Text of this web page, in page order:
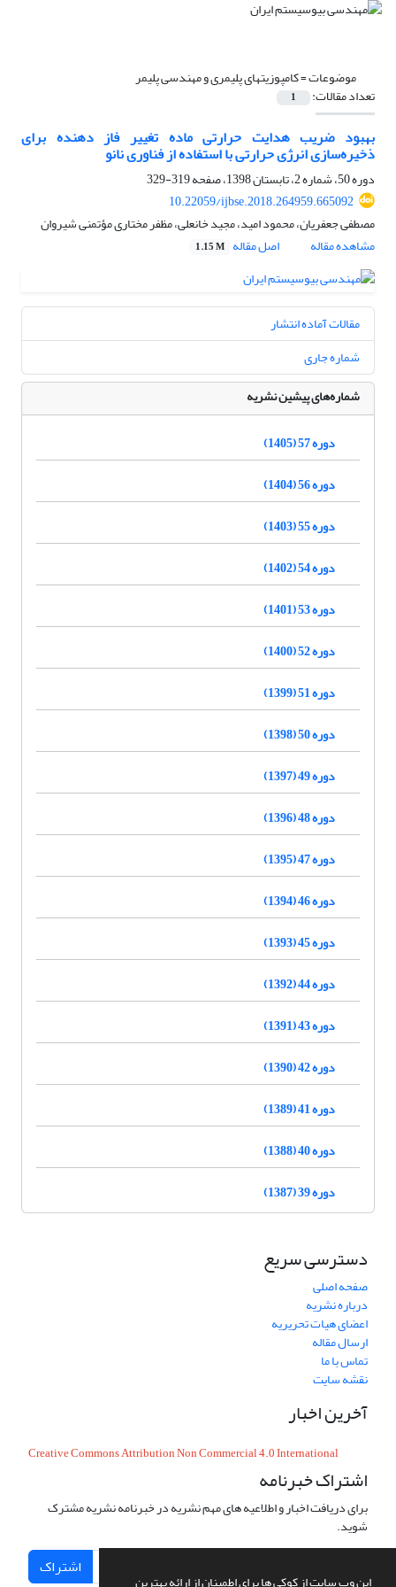
این وب سایت از کوکی ها برای اطمینان از ارائه بهترین
موضوعات =کامپوزیتهای پلیمری و مهندسی پلیمر
تعداد مقالات: 1
بهبود ضریب هدایت حرارتی ماده تغییر فاز دهنده برای
ذخیره‌سازی انرژی حرارتی با استفاده از فناوری نانو
دوره 50، شماره 2، تابستان 1398، صفحه
319-329
10.22059/ijbse.2018.264959.665092
مصطفی جعفریان، محمود امید، مجید خانعلی، مظفر مختاری مؤتمنی شیروان
مشاهده مقاله
اصل مقاله 1.15 M
مقالات آماده انتشار
شماره جاری
شماره‌های پیشین نشریه
دوره 57 (1405)
دوره 56 (1404)
دوره 55 (1403)
دوره 54 (1402)
دوره 53 (1401)
دوره 52 (1400)
دوره 51 (1399)
دوره 50 (1398)
دوره 49 (1397)
دوره 48 (1396)
دوره 47 (1395)
دوره 46 (1394)
دوره 45 (1393)
دوره 44 (1392)
دوره 43 (1391)
دوره 42 (1390)
دوره 41 (1389)
دوره 40 (1388)
دوره 39 (1387)
دسترسی سریع
صفحه اصلی
درباره نشریه
اعضای هیات تحریریه
ارسال مقاله
تماس با ما
نقشه سایت
آخرین اخبار
Creative Commons Attribution Non Commercial 4.0 International
اشتراک خبرنامه
برای دریافت اخبار و اطلاعیه های مهم نشریه در خبرنامه نشریه مشترک
شوید.
اشتراک